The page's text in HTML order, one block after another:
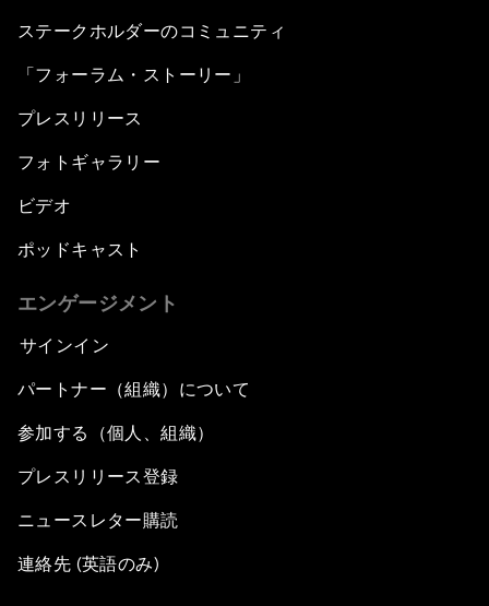
ステークホルダーのコミュニティ
「フォーラム・ストーリー」
プレスリリース
フォトギャラリー
ビデオ
ポッドキャスト
エンゲージメント
サインイン
パートナー（組織）について
参加する（個人、組織）
プレスリリース登録
ニュースレター購読
連絡先 (英語のみ)